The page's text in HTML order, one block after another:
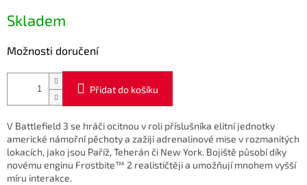
cena:
Skladem
Možnosti doručení
Přidat do košíku
V Battlefield 3 se hráči ocitnou v roli příslušníka elitní jednotky
americké námořní pěchoty a zažijí adrenalinové mise v rozmanitých
lokacích, jako jsou Paříž, Teherán či New York. Bojiště působí díky
novému enginu Frostbite™ 2 realističtěji a umožňují mnohem vyšší
míru interakce.